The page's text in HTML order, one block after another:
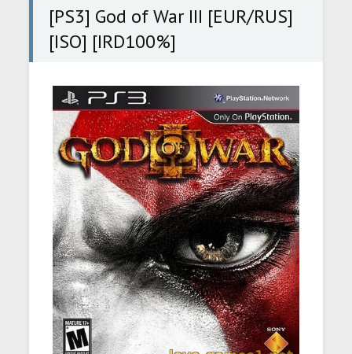
[PS3] God of War III [EUR/RUS]
[ISO] [IRD100%]